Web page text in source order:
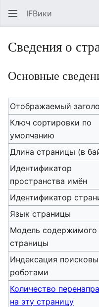
IFВики
Сведения о
Основные
Отображаемый
Ключ сортировки по
умолчанию
Длина страницы (в
Идентификатор
пространства имён
Идентификатор
Язык страницы
Модель содержимого
страницы
Индексация
роботами
Количество
на эту страницу